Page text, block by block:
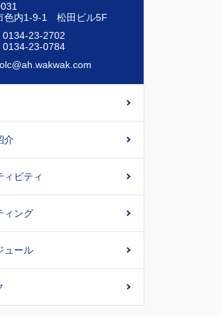
色内1-9-1 松田ビル5F
0134-23-2702
0134-23-0784
介
ィビティ
ィング
ュール